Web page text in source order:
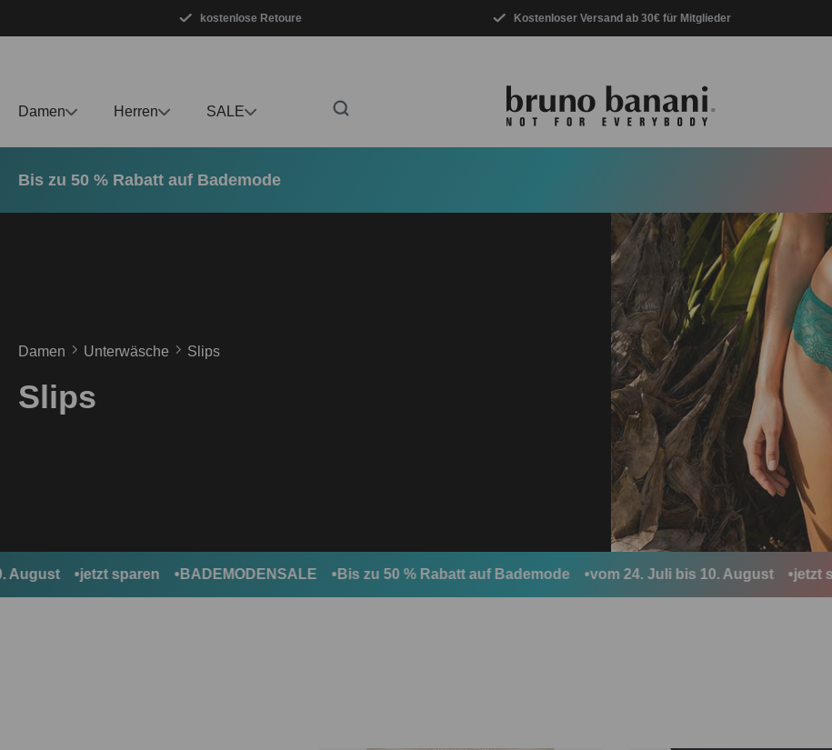
Zur Hauptnavigation springenkostenlose Retoure Kostenloser Versand ab 30€ für Mitglieder
Damen Herren SALE
Bis zu 50 % Rabatt auf Bademode
Damen Unterwäsche Slips
Slips
jetzt sparen BADEMODENSALE Bis zu 50 % Rabatt auf Bademode vom 24. Juli bis 10. August jetzt sparen